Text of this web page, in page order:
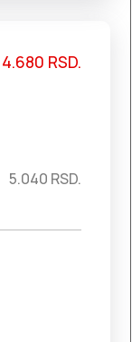
4.680 RSD.
5.040 RSD.